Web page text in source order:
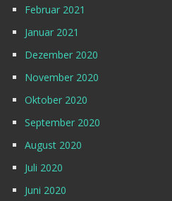
Februar 2021
Januar 2021
Dezember 2020
November 2020
Oktober 2020
September 2020
August 2020
Juli 2020
Juni 2020